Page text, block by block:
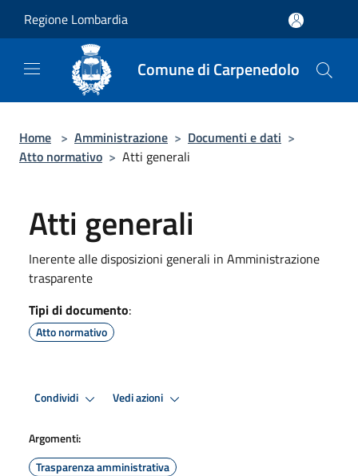
Regione Lombardia
Comune di Carpenedolo
Home > Amministrazione > Documenti e dati >
Atto normativo > Atti generali
Atti generali
Inerente alle disposizioni generali in Amministrazione
trasparente
Tipi di documento:
Atto normativo
Condividi Vedi azioni
Argomenti:
Trasparenza amministrativa